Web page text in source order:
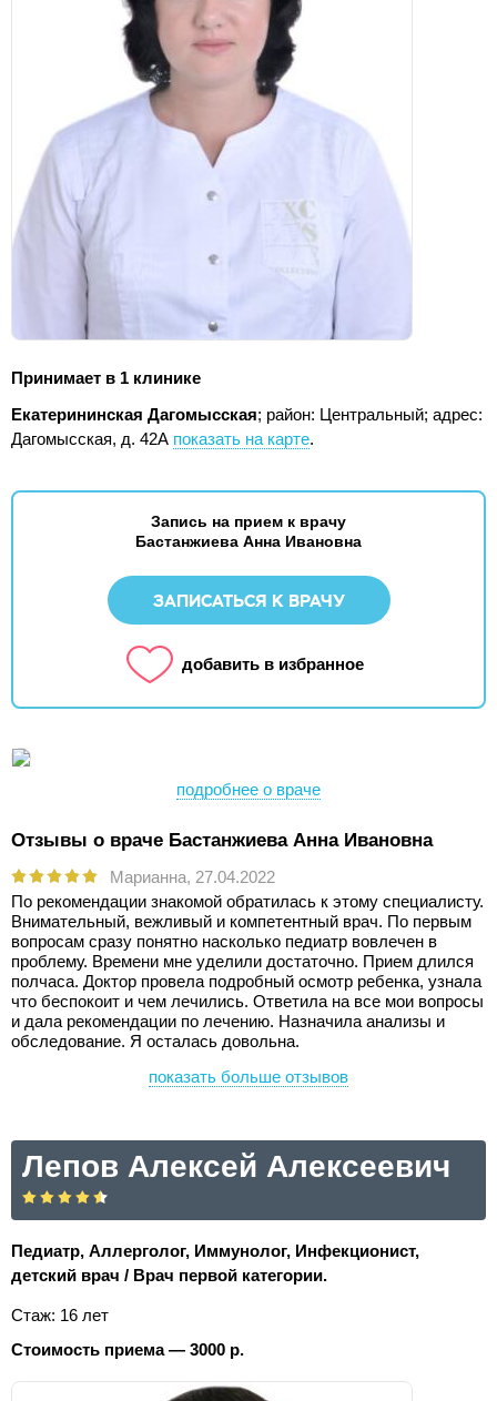
Принимает в 1 клинике
Екатерининская Дагомысская; район: Центральный; адрес:
Дагомысская, д. 42А показать на карте.
Запись на прием к врачу
Бастанжиева Анна Ивановна
ЗАПИСАТЬСЯ К ВРАЧУ
добавить в избранное
подробнее о враче
Отзывы о враче Бастанжиева Анна Ивановна
Марианна, 27.04.2022
По рекомендации знакомой обратилась к этому специалисту.
Внимательный, вежливый и компетентный врач. По первым
вопросам сразу понятно насколько педиатр вовлечен в
проблему. Времени мне уделили достаточно. Прием длился
полчаса. Доктор провела подробный осмотр ребенка, узнала
что беспокоит и чем лечились. Ответила на все мои вопросы
и дала рекомендации по лечению. Назначила анализы и
обследование. Я осталась довольна.
показать больше отзывов
Лепов Алексей Алексеевич
Педиатр, Аллерголог, Иммунолог, Инфекционист,
детский врач / Врач первой категории.
Стаж: 16 лет
Стоимость приема — 3000 р.